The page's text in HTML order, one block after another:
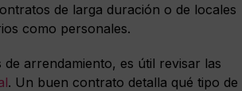
de larga duración o de locales
como personales.
arrendamiento, es útil revisar las
. Un buen contrato detalla qué tipo de